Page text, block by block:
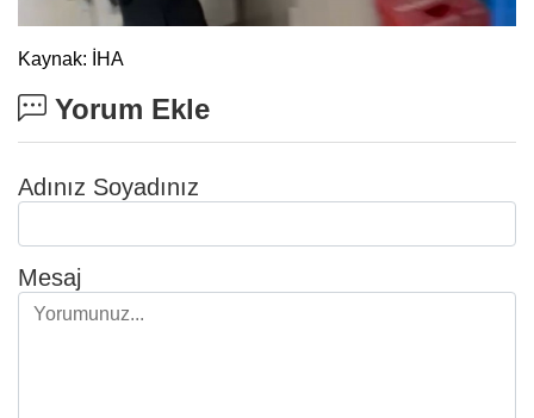
Kaynak: İHA
Yorum Ekle
Adınız Soyadınız
Mesaj